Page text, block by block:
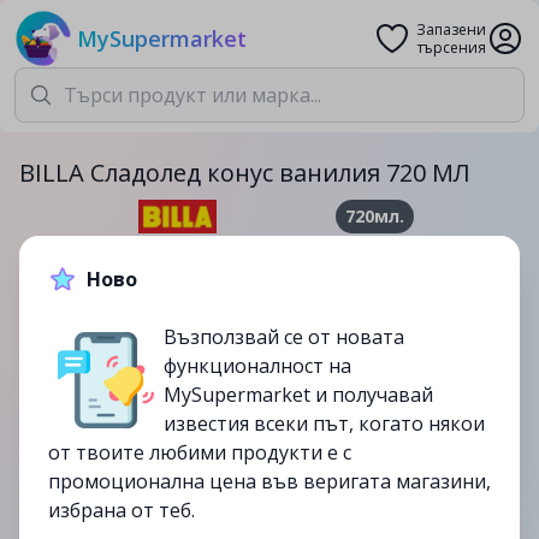
MySupermarket
Запазени
търсения
BILLA Сладолед конус ванилия 720 МЛ
720мл.
5.79лв.
20/08
Ново
Възползвай се от новата
функционалност на
MySupermarket и получавай
известия всеки път, когато някои
от твоите любими продукти е с
промоционална цена във веригата магазини,
избрана от теб.